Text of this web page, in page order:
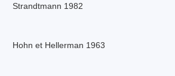
Strandtmann 1982
Hohn et Hellerman 1963